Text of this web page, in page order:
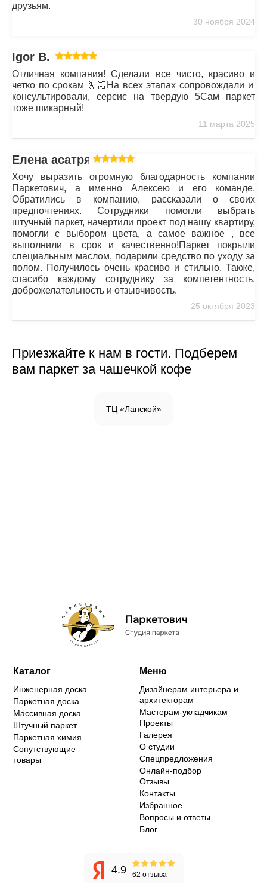
друзьям.
30 ноября 2024
Igor B.
Отличная компания! Сделали все чисто, красиво и
четко по срокам 🫰🏻На всех этапах сопровождали и
консультировали, серсис на твердую 5Сам паркет
тоже шикарный!
11 марта 2025
Елена асатрян
Хочу выразить огромную благодарность компании
Паркетович, а именно Алексею и его команде.
Обратились в компанию, рассказали о своих
предпочтениях. Сотрудники помогли выбрать
штучный паркет, начертили проект под нашу квартиру,
помогли с выбором цвета, а самое важное , все
выполнили в срок и качественно!Паркет покрыли
специальным маслом, подарили средство по уходу за
полом. Получилось очень красиво и стильно. Также,
спасибо каждому сотруднику за компетентность,
доброжелательность и отзывчивость.
25 октября 2023
Приезжайте к нам в гости. Подберем
вам паркет за чашечкой кофе
ТЦ «Ланской»
Каталог
Инженерная доска
Паркетная доска
Массивная доска
Штучный паркет
Паркетная химия
Сопутствующие
товары
Меню
Дизайнерам интерьера и
архитекторам
Мастерам-укладчикам
Проекты
Галерея
О студии
Спецпредложения
Онлайн-подбор
Отзывы
Контакты
Избранное
Вопросы и ответы
Блог
4.9 62 отзыва